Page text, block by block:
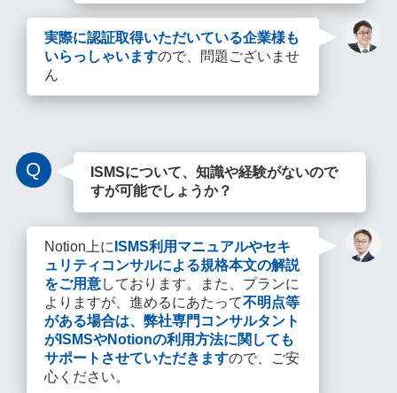
実際に認証取得いただいている企業様も
いらっしゃいますので、問題ございませ
ん
Q
ISMSについて、知識や経験がないので
すが可能でしょうか？
Notion上に ISMS利用マニュアルやセキ
ュリティコンサルによる規格本文の解説
をご用意しております。また、プランに
よりますが、進めるにあたって不明点等
がある場合は、弊社専門コンサルタント
がISMSやNotionの利用方法に関しても
サポートさせていただきますので、ご安
心ください。